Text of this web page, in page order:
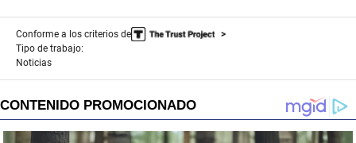
Conforme a los criterios de
Tipo de trabajo:
Noticias